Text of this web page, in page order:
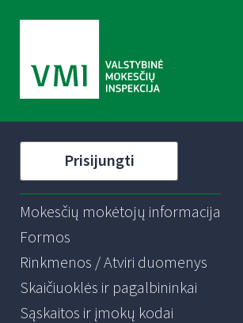
Prisijungti
Mokesčių mokėtojų informacija
Formos
Rinkmenos / Atviri duomenys
Skaičiuoklės ir pagalbininkai
Sąskaitos ir įmokų kodai